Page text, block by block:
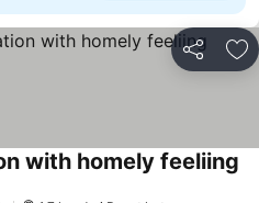
Bagikan
with homely feeliing